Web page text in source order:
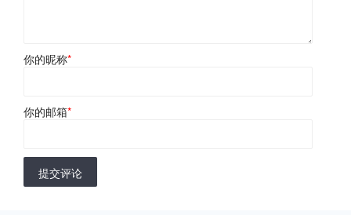
你的昵称*
你的邮箱*
提交评论